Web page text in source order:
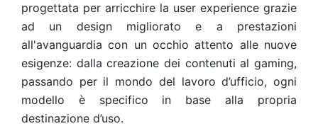
progettata per arricchire la user experience grazie
ad un design migliorato e a prestazioni
all'avanguardia con un occhio attento alle nuove
esigenze: dalla creazione dei contenuti al gaming,
passando per il mondo del lavoro d’ufficio, ogni
modello è specifico in base alla propria
destinazione d’uso.